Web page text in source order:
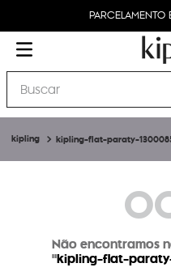
PARCELAMENTO
Buscar
kipling-flat-paraty-
Não encontramos
"kipling-flat-